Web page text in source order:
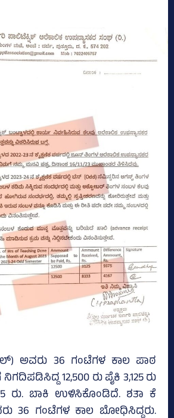
ಅವರು 36 ಗಂಟೆಗಳ ಕಾಲ ಪಾಠ
12,500 ರು ಪೈಕಿ 3,125 ರು
ರು. ಬಾಕಿ ಉಳಿಸಿಕೊಂಡಿದೆ. ಶತಾ ಕೆ
36 ಗಂಟೆಗಳ ಕಾಲ ಬೋಧಿಸಿದ್ದರು.